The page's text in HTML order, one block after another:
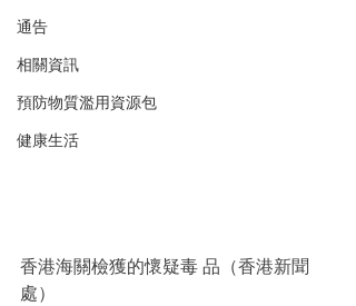
通告
相關資訊
預防物質濫用資源包
健康生活
香港海關檢獲的懷疑毒 品（香港新聞
處）